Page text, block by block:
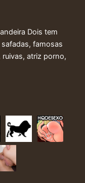
Dois tem
famosas
atriz porno,